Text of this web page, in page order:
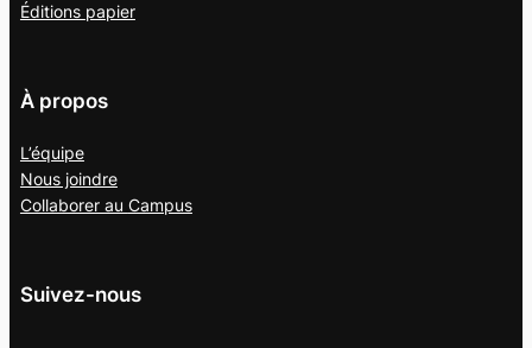
Éditions papier
À propos
L’équipe
Nous joindre
Collaborer au Campus
Suivez-nous